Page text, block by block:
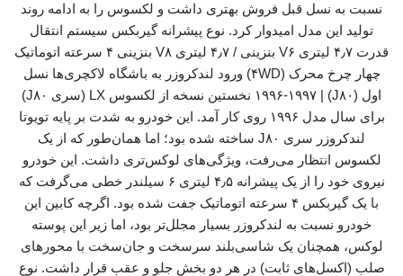
نسبت به نسل قبل فروش بهتری داشت و لکسوس را به ادامه روند
تولید این مدل امیدوار کرد. نوع پیشرانه گیربکس سیستم انتقال
قدرت ۴٫۷ لیتری V۶ بنزینی / ۴٫۷ لیتری V۸ بنزینی ۴ سرعته اتوماتیک
چهار چرخ محرک (۴WD) ورود لندکروزر به باشگاه لاکچری‌ها نسل
اول (J۸۰) | ۱۹۹۶-۱۹۹۷ نخستین نسخه از لکسوس LX (سری J۸۰)
برای سال مدل ۱۹۹۶ روی کار آمد. این خودرو به شدت بر پایه تویوتا
لندکروزر سری J۸۰ ساخته شده بود؛ اما همان‌طور که از یک
لکسوس انتظار می‌رفت، ویژگی‌های لوکس‌تری داشت. این خودرو
نیروی خود را از یک پیشرانه ۴٫۵ لیتری ۶ سیلندر خطی می‌گرفت که
با یک گیربکس ۴ سرعته اتوماتیک جفت شده بود. اگرچه کابین این
خودرو نسبت به لندکروزر بسیار مجلل‌تر بود، اما زیر این پوسته
لوکس، همچنان یک شاسی‌بلند سرسخت و جان‌سخت با محورهای
صلب (اکسل‌های ثابت) در هر دو بخش جلو و عقب قرار داشت. نوع